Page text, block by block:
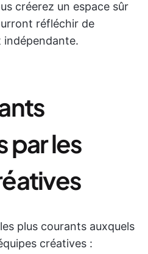
créerez un espace sûr
réfléchir de
indépendante.
par les
plus courants auxquels
créatives :